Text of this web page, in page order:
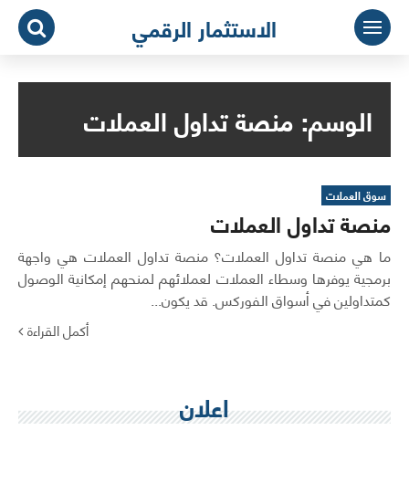
التجاوز
المحتوى
الاستثمار الرقمي
الوسم:منصة تداول العملات
سوق العملات
منصة تداول العملات
ما هي منصة تداول العملات؟ منصة تداول العملات هي واجهة
برمجية يوفرها وسطاء العملات لعملائهم لمنحهم إمكانية الوصول
كمتداولين في أسواق الفوركس. قد يكون...
أكمل القراءة
اعلان